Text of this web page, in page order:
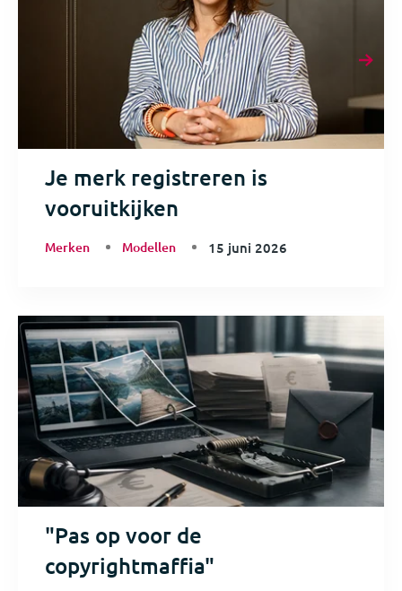
Je merk registreren is
vooruitkijken
Merken Modellen 15 juni 2026
"Pas op voor de
copyrightmaffia"